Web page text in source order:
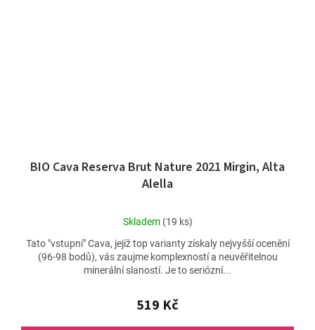
BIO Cava Reserva Brut Nature 2021 Mirgin, Alta
Alella
Průměrné
produktu
je
5,0
5
hvězdiček.
Skladem (19 ks)
519 Kč
Tato "vstupní" Cava, jejíž top varianty získaly nejvyšší ocenění
(96-98 bodů), vás zaujme komplexností a neuvěřitelnou
minerální slaností. Je to seriózní...